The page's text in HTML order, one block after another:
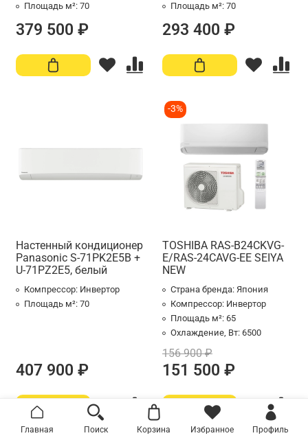
Площадь м²: 70
379 500 ₽
Площадь м²: 70
293 400 ₽
Настенный кондиционер
Panasonic S-71PK2E5B +
U-71PZ2E5, белый
Компрессор: Инвертор
Площадь м²: 70
407 900 ₽
-3%
TOSHIBA RAS-B24СKVG-
E/RAS-24СAVG-EE SEIYA
NEW
Страна бренда: Япония
Компрессор: Инвертор
Площадь м²: 65
Охлаждение, Вт: 6500
156 900 ₽
151 500 ₽
Главная Поиск Корзина Избранное Профиль